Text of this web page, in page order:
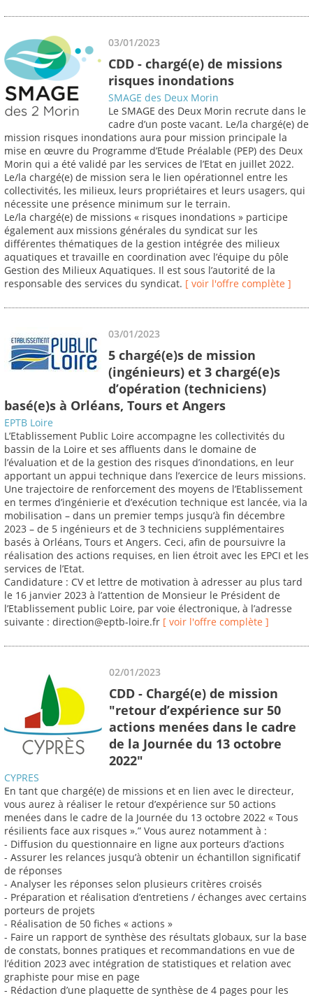
03/01/2023
CDD - chargé(e) de missions
risques inondations
SMAGE des Deux Morin
Le SMAGE des Deux Morin recrute dans le
cadre d’un poste vacant. Le/la chargé(e) de
mission risques inondations aura pour mission principale la
mise en œuvre du Programme d’Etude Préalable (PEP) des Deux
Morin qui a été validé par les services de l’Etat en juillet 2022.
Le/la chargé(e) de mission sera le lien opérationnel entre les
collectivités, les milieux, leurs propriétaires et leurs usagers, qui
nécessite une présence minimum sur le terrain.
Le/la chargé(e) de missions « risques inondations » participe
également aux missions générales du syndicat sur les
différentes thématiques de la gestion intégrée des milieux
aquatiques et travaille en coordination avec l’équipe du pôle
Gestion des Milieux Aquatiques. Il est sous l’autorité de la
responsable des services du syndicat. [ voir l'offre complète ]
03/01/2023
5 chargé(e)s de mission
(ingénieurs) et 3 chargé(e)s
d’opération (techniciens)
basé(e)s à Orléans, Tours et Angers
EPTB Loire
L’Etablissement Public Loire accompagne les collectivités du
bassin de la Loire et ses affluents dans le domaine de
l’évaluation et de la gestion des risques d’inondations, en leur
apportant un appui technique dans l’exercice de leurs missions.
Une trajectoire de renforcement des moyens de l’Etablissement
en termes d’ingénierie et d’exécution technique est lancée, via la
mobilisation – dans un premier temps jusqu’à fin décembre
2023 – de 5 ingénieurs et de 3 techniciens supplémentaires
basés à Orléans, Tours et Angers. Ceci, afin de poursuivre la
réalisation des actions requises, en lien étroit avec les EPCI et les
services de l’Etat.
Candidature : CV et lettre de motivation à adresser au plus tard
le 16 janvier 2023 à l’attention de Monsieur le Président de
l’Etablissement public Loire, par voie électronique, à l’adresse
suivante : direction@eptb-loire.fr [ voir l'offre complète ]
02/01/2023
CDD - Chargé(e) de mission
"retour d’expérience sur 50
actions menées dans le cadre
de la Journée du 13 octobre
2022"
CYPRES
En tant que chargé(e) de missions et en lien avec le directeur,
vous aurez à réaliser le retour d’expérience sur 50 actions
menées dans le cadre de la Journée du 13 octobre 2022 « Tous
résilients face aux risques ».” Vous aurez notamment à :
- Diffusion du questionnaire en ligne aux porteurs d’actions
- Assurer les relances jusqu’à obtenir un échantillon significatif
de réponses
- Analyser les réponses selon plusieurs critères croisés
- Préparation et réalisation d’entretiens / échanges avec certains
porteurs de projets
- Réalisation de 50 fiches « actions »
- Faire un rapport de synthèse des résultats globaux, sur la base
de constats, bonnes pratiques et recommandations en vue de
l’édition 2023 avec intégration de statistiques et relation avec
graphiste pour mise en page
- Rédaction d’une plaquette de synthèse de 4 pages pour les